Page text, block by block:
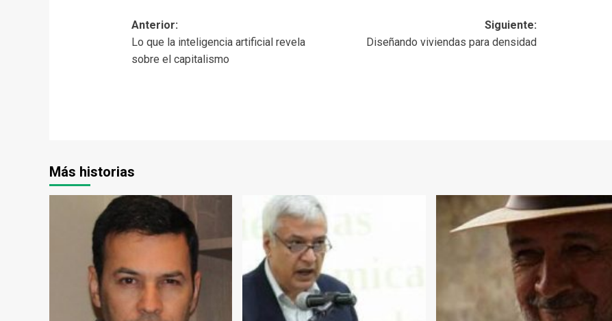
Navegación
de
entradas
Anterior:
Lo que la inteligencia artificial revela
sobre el capitalismo
Siguiente:
Diseñando viviendas para densidad
Más historias